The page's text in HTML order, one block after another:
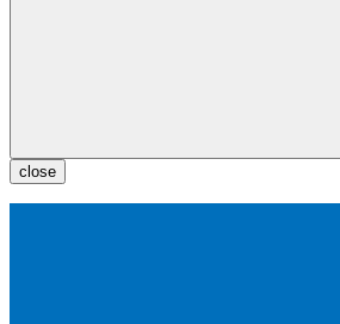
close